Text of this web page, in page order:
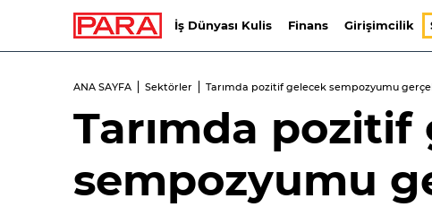
İş Dünyası Kulis Finans Girişimcilik
ANA SAYFA Sektörler Tarımda pozitif gelecek sempozyumu
Tarımda pozitif
sempozyumu